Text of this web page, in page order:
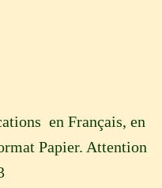
en Français, en
Papier. Attention